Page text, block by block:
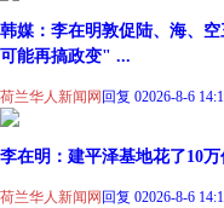
韩媒：李在明敦促陆、海、
可能再搞政变" ...
荷兰华人新闻网 回复 02026-8-6
李在明：建平泽基地花了10
荷兰华人新闻网 回复 02026-8-6